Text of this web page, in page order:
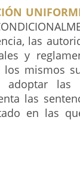
las
y
mismos
adoptar las
las
en las